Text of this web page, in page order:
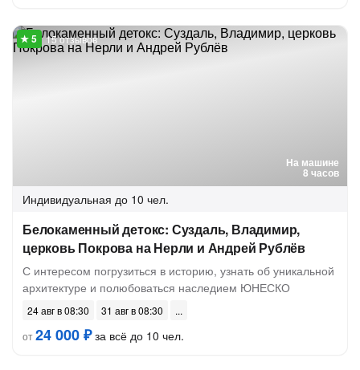
На машине
8 часов
15 отзывов
Индивидуальная до 10 чел.
Белокаменный детокс: Суздаль, Владимир,
церковь Покрова на Нерли и Андрей Рублёв
С интересом погрузиться в историю, узнать об уникальной
архитектуре и полюбоваться наследием ЮНЕСКО
24 авг в 08:30
31 авг в 08:30
от24 000 ₽за всё до 10 чел.